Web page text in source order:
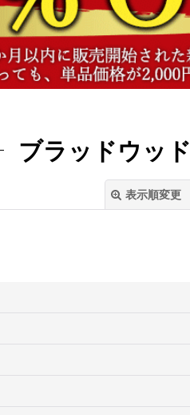
ブラッドウッド
表示順変更